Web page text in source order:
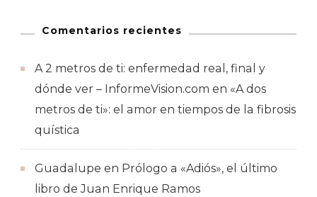
Comentarios recientes
A 2 metros de ti: enfermedad real, final y
dónde ver – InformeVision.com en «A dos
metros de ti»: el amor en tiempos de la fibrosis
quística
Guadalupe en Prólogo a «Adiós», el último
libro de Juan Enrique Ramos